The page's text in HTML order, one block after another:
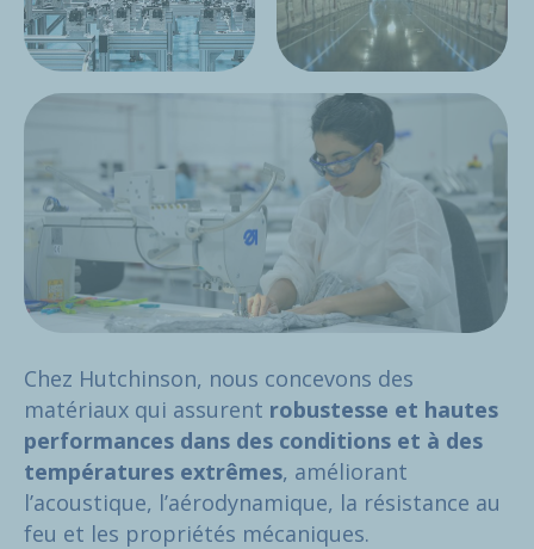
Chez Hutchinson, nous concevons des
matériaux qui assurent robustesse et hautes
performances dans des conditions et à des
températures extrêmes, améliorant
l’acoustique, l’aérodynamique, la résistance au
feu et les propriétés mécaniques.